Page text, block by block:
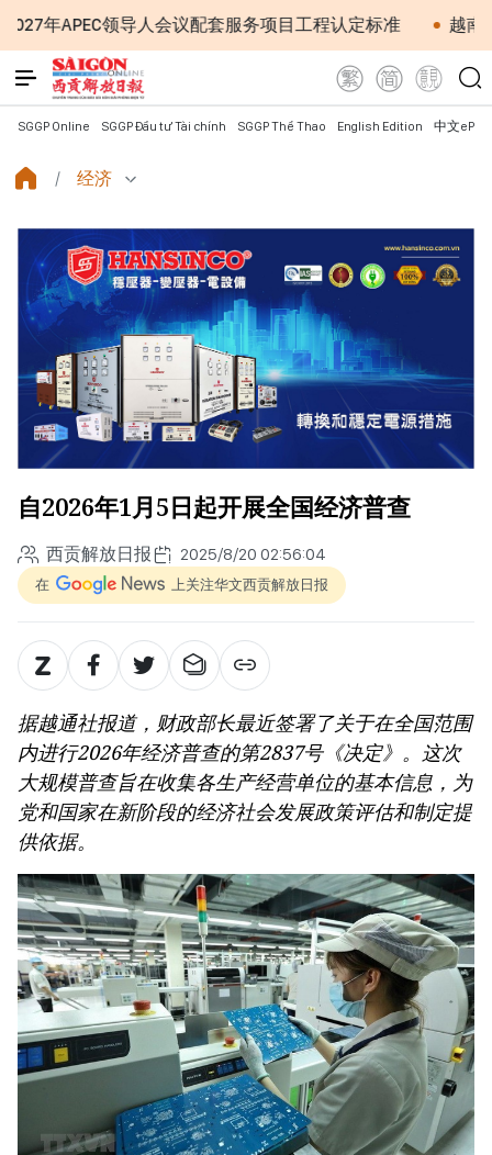
导人会议配套服务项目工程认定标准 越南第十六届国会
SGGP Online SGGP Đầu tư Tài chính SGGP Thể Thao English Edition 中文
经济
自2026年1月5日起开展全国经济普查
西贡解放日报 2025/8/20 02:56:04
在 上关注华文西贡解放日报
据越通社报道，财政部长最近签署了关于在全国范围
内进行2026年经济普查的第2837号《决定》。这次
大规模普查旨在收集各生产经营单位的基本信息，为
党和国家在新阶段的经济社会发展政策评估和制定提
供依据。